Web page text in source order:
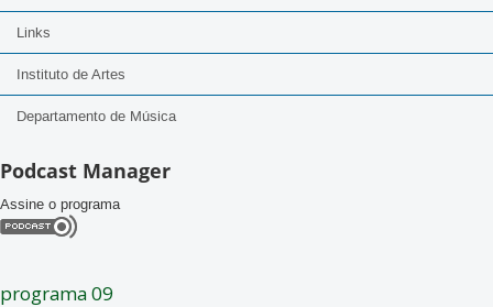
Links
Instituto de Artes
Departamento de Música
Podcast Manager
Assine o programa
programa 09